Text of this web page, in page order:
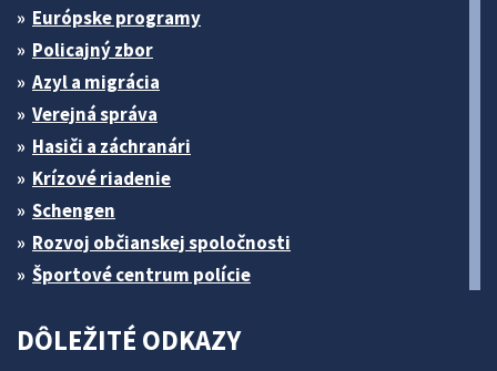
Európske programy
Policajný zbor
Azyl a migrácia
Verejná správa
Hasiči a záchranári
Krízové riadenie
Schengen
Rozvoj občianskej spoločnosti
Športové centrum polície
DÔLEŽITÉ ODKAZY